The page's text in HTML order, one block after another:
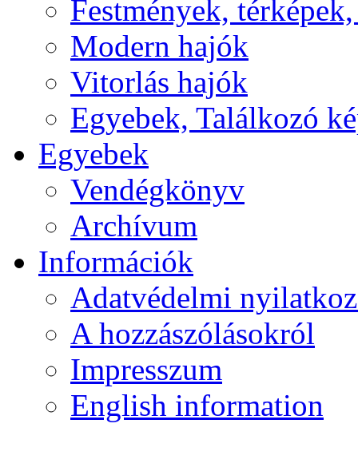
Festmények,
Modern hajók
Vitorlás hajók
Egyebek, Találkozó
Egyebek
Vendégkönyv
Archívum
Információk
Adatvédelmi
A hozzászólásokról
Impresszum
English information